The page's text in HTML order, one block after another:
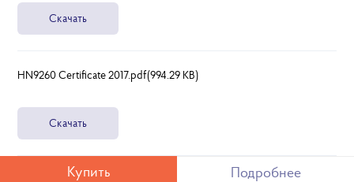
Скачать
HN9260 Certificate 2017.pdf(994.29 KB)
Скачать
Купить Подробнее